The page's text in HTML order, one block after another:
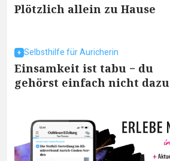
Plötzlich allein zu Hause
Selbsthilfe für Auricherin
Einsamkeit ist tabu − du
gehörst einfach nicht dazu